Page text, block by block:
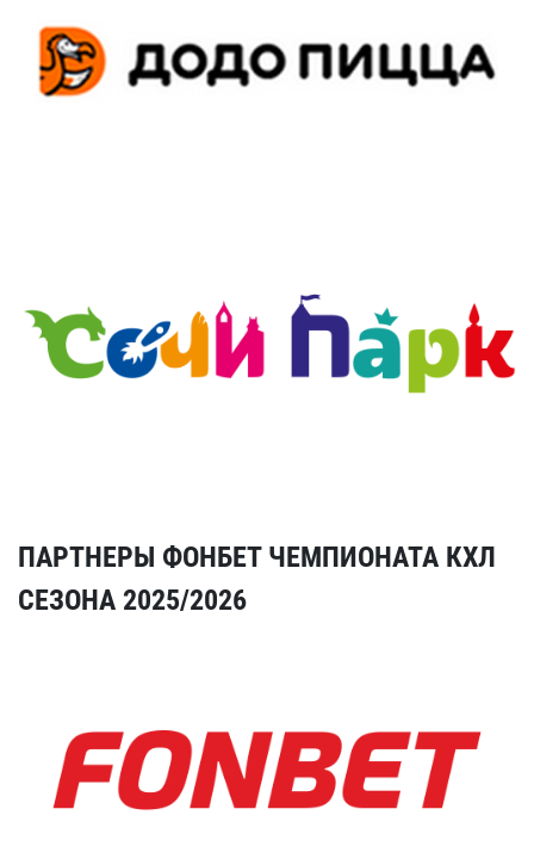
ПАРТНЕРЫ ФОНБЕТ ЧЕМПИОНАТА КХЛ
СЕЗОНА 2025/2026